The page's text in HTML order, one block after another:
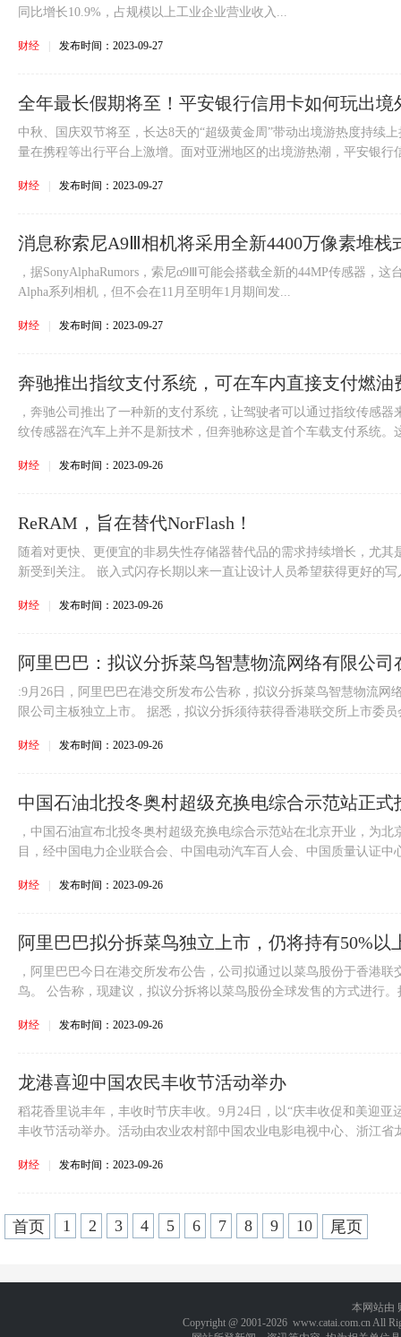
同比增长10.9%，占规模以上工业企业营业收入...
财经 发布时间：2023-09-27
全年最长假期将至！平安银行信用卡如何玩出境
中秋、国庆双节将至，长达8天的“超级黄金周”带动出境游热度持续
量在携程等出行平台上激增。面对亚洲地区的出境游热潮，平安银行
财经 发布时间：2023-09-27
消息称索尼A9Ⅲ相机将采用全新4400万像素堆栈
，据SonyAlphaRumors，索尼α9Ⅲ可能会搭载全新的44MP传感器，
Alpha系列相机，但不会在11月至明年1月期间发...
财经 发布时间：2023-09-27
奔驰推出指纹支付系统，可在车内直接支付燃油
，奔驰公司推出了一种新的支付系统，让驾驶者可以通过指纹传感
纹传感器在汽车上并不是新技术，但奔驰称这是首个车载支付系统。
财经 发布时间：2023-09-26
ReRAM，旨在替代NorFlash！
随着对更快、更便宜的非易失性存储器替代品的需求持续增长，尤其
新受到关注。 嵌入式闪存长期以来一直让设计人员希望获得更好的写
财经 发布时间：2023-09-26
阿里巴巴：拟议分拆菜鸟智慧物流网络有限公司
:9月26日，阿里巴巴在港交所发布公告称，拟议分拆菜鸟智慧物流网
限公司主板独立上市。 据悉，拟议分拆须待获得香港联交所上市委员
财经 发布时间：2023-09-26
中国石油北投冬奥村超级充换电综合示范站正式
位
，中国石油宣布北投冬奥村超级充换电综合示范站在北京开业，为北
目，经中国电力企业联合会、中国电动汽车百人会、中国质量认证中
财经 发布时间：2023-09-26
阿里巴巴拟分拆菜鸟独立上市，仍将持有50%以
，阿里巴巴今日在港交所发布公告，公司拟通过以菜鸟股份于香港
鸟。 公告称，现建议，拟议分拆将以菜鸟股份全球发售的方式进行。
财经 发布时间：2023-09-26
龙港喜迎中国农民丰收节活动举办
稻花香里说丰年，丰收时节庆丰收。9月24日，以“庆丰收促和美迎亚
丰收节活动举办。活动由农业农村部中国农业电影电视中心、浙江省
财经 发布时间：2023-09-26
首页 1 2 3 4 5 6 7 8 9 10 尾页
本网站由
Copyright @ 2001-2026 www.catai.com.cn All